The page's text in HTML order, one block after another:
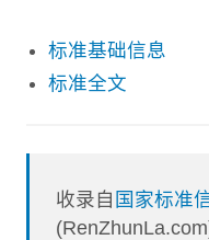
标准基础信息
标准全文
收录自 国家标准